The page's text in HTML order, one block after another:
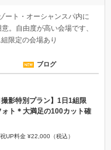
ート・オーシャンスパ内に
。自由度が高い会場です、
限定の会場あり
ブログ
影特別プラン】1日1組限
ト＊大満足の100カット確
UP料金 ¥22,000（税込）